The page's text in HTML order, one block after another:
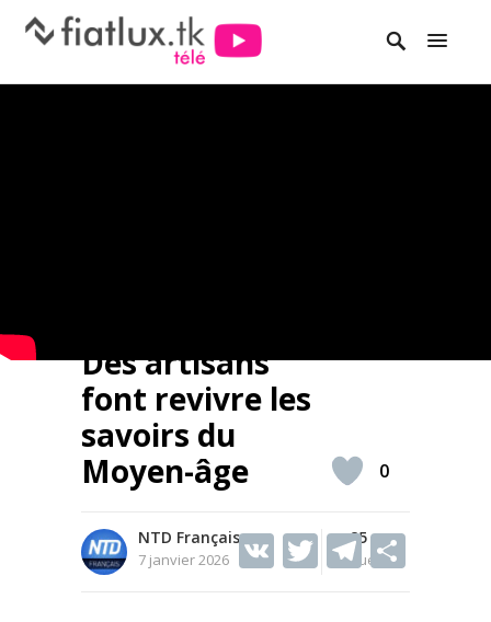
Des artisans
font revivre les
savoirs du
Moyen-âge
NTD Français
7 janvier 2026
85
Vues
V T T
0